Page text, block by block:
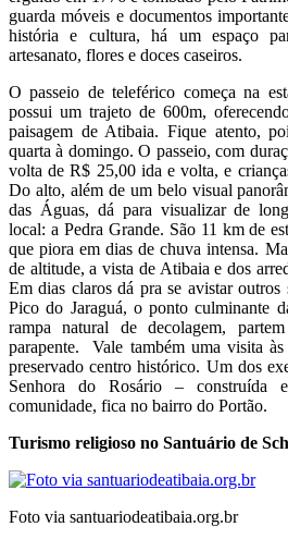
guarda móveis e documentos
história e cultura, há um espaço
artesanato, flores e doces caseiros.
O passeio de teleférico começa na
possui um trajeto de 600m,
paisagem de Atibaia. Fique atento,
quarta à domingo. O passeio, com
volta de R$ 25,00 ida e volta, e
Do alto, além de um belo visual
das Águas, dá para visualizar de
local: a Pedra Grande. São 11 km de
que piora em dias de chuva intensa.
de altitude, a vista de Atibaia e dos
Em dias claros dá pra se avistar
Pico do Jaraguá, o ponto culminante
rampa natural de decolagem,
parapente. Vale também uma visita
preservado centro histórico. Um dos
Senhora do Rosário – construída
comunidade, fica no bairro do Portão.
Turismo religioso no Santuário de
Foto via santuariodeatibaia.org.br